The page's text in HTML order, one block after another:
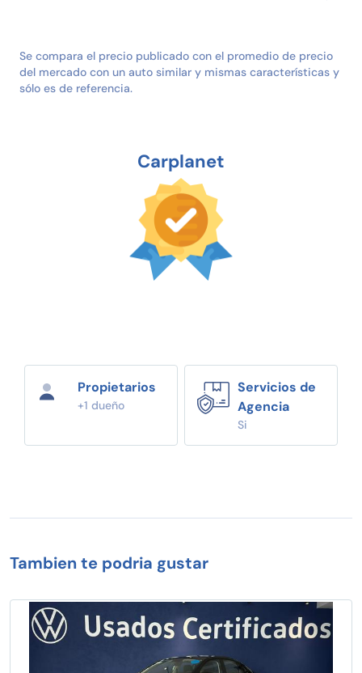
Se compara el precio publicado con el promedio de precio
del mercado con un auto similar y mismas características y
sólo es de referencia.
Carplanet
Propietarios
+1 dueño
Servicios de
Agencia
Si
Tambien te podria gustar